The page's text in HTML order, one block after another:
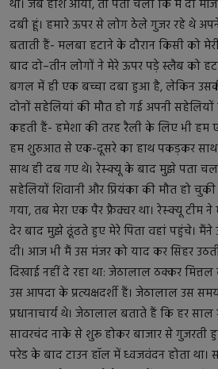
थी। जब होश आया, तो पता चला कि मैं दो
दबी हूं। हमारे ऊपर से लोग ठेले गुजर रहे थे
बताती हैं- मलबा हटाने के दौरान किसी को
बाद दो–तीन लोगों ने मेरे ऊपर पड़े स्लैब को
बगल में ही एक बच्चा दबा हुआ है, लेकिन
दोनों सहेलियां की मौत हो गई अपनी
कहती हैं- हमेशा की तरह रैली के लिए भी हम
हम शुरुआत से एक-दूसरे का हाथ पकड़कर
साथ ही दब गए थे। रेस्क्यू के बाद मुझे पता
सहेलियों शिवानी और प्रियंका की मौत हो
गया, तब मेरा एक पैर फ्रैक्चर था। रेस्क्यू टीम
देर बाद मुझे ढूंढते हुए मेरे पिता वहां पहुंचे।
दी। आज भी मैं उस मंजर को याद कर सिहर
दिखाई नहीं दे रहा था: जेठालाल ठक्कर
उस आपदा के प्रत्यक्षदर्शी हैं। जेठालाल उस
प्रधानाचार्य थे। जेठालाल बताते हैं कि हर
सावरचंद नाके से शुरू होकर बाजार से गुजरती
परेड के बाद टाउन हॉल में ध्वजवंदन होता